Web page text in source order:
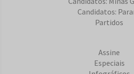
Candidatos:
Partidos
Assine
Especiais